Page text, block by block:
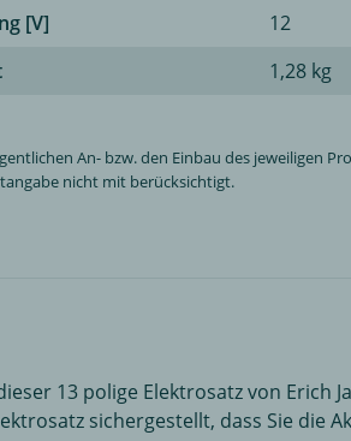
[V]
12
1,28 kg
An- bzw. den Einbau des jeweiligen
nicht mit berücksichtigt.
13 polige Elektrosatz von Erich
sichergestellt, dass Sie die